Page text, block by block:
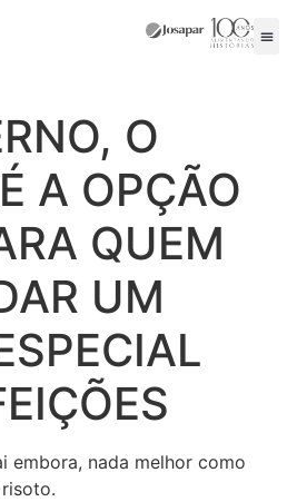
O
A OPÇÃO
QUEM
UM
embora, nada melhor como